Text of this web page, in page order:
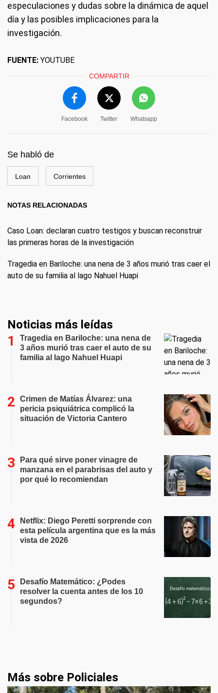
especulaciones y dudas sobre la dinámica de aquel
día y las posibles implicaciones para la
investigación.
FUENTE: YOUTUBE
COMPARTIR
Facebook Twitter Whatsapp
Se habló de
Loan Corrientes
NOTAS RELACIONADAS
Caso Loan: declaran cuatro testigos y buscan reconstruir
las primeras horas de la investigación
Tragedia en Bariloche: una nena de 3 años murió tras caer el
auto de su familia al lago Nahuel Huapi
Noticias más leídas
Tragedia en Bariloche: una nena de
3 años murió tras caer el auto de su
familia al lago Nahuel Huapi
Crimen de Matías Álvarez: una
pericia psiquiátrica complicó la
situación de Victoria Cantero
Para qué sirve poner vinagre de
manzana en el parabrisas del auto y
por qué lo recomiendan
Netflix: Diego Peretti sorprende con
esta película argentina que es la más
vista de 2026
Desafío Matemático: ¿Podes
resolver la cuenta antes de los 10
segundos?
Más sobre Policiales